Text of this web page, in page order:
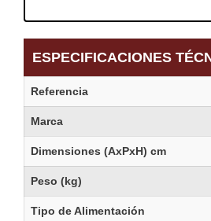
ESPECIFICACIONES
Referencia
Marca
Dimensiones (AxPxH) cm
Peso (kg)
Tipo de Alimentación